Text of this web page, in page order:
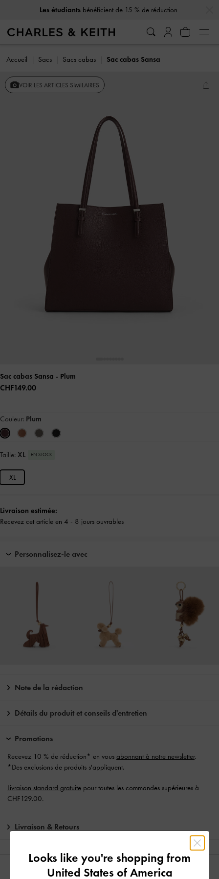
Les étudiants bénéficient de 15 % de réduction
Accueil Sacs Sacs cabas Sac cabas Sansa
VOIR LES ARTICLES SIMILAIRES
Sac cabas Sansa - Plum
CHF149.00
Couleur: Plum
Taille: XL EN STOCK
XL
Livraison estimée:
Recevez cet article en 4 - 8 jours ouvrables
Personnalisez-le avec
Note de la rédaction
Détails du produit et conseils d'entretien
Promotions
Recevez 10 % de réduction* en vous abonnant à notre newsletter.
*Des exclusions de produits s'appliquent.
Livraison standard gratuite pour toutes les commandes supérieures à
CHF129.00.
Livraison & Retours
YOU MAY ALSO LIKE
Looks like you're shopping from
United States of America